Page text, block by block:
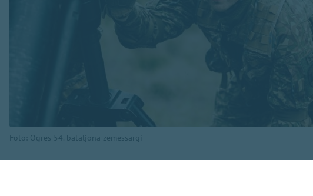
Foto: Ogres 54. bataljona zemessargi